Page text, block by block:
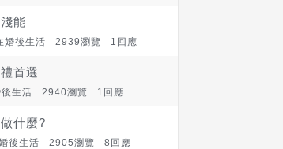
能
婚後生活 2939瀏覽 1回應
首選
生活 2940瀏覽 1回應
什麼?
後生活 2905瀏覽 8回應